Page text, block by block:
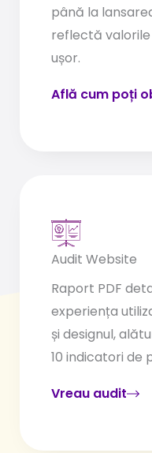
până la
reflectă valorile
ușor.
Află cum poți
Audit Website
Raport PDF
experiența
și designul,
10 indicatori de
Vreau audit